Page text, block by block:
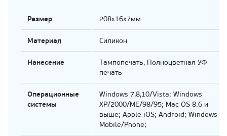
Размер 208х16х7мм
Материал Силикон
Нанесение
Тампопечать, Полноцветная УФ
печать
Операционные
системы
Windows 7,8,10/Vista; Windows
XP/2000/ME/98/95; Mac OS 8.6 и
выше; Apple iOS; Android; Windows
Mobile/Phone;